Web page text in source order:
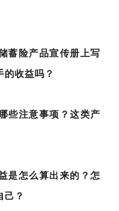
蓄险产品宣传册上写
的收益吗？
些注意事项？这类产
是怎么算出来的？怎
己？